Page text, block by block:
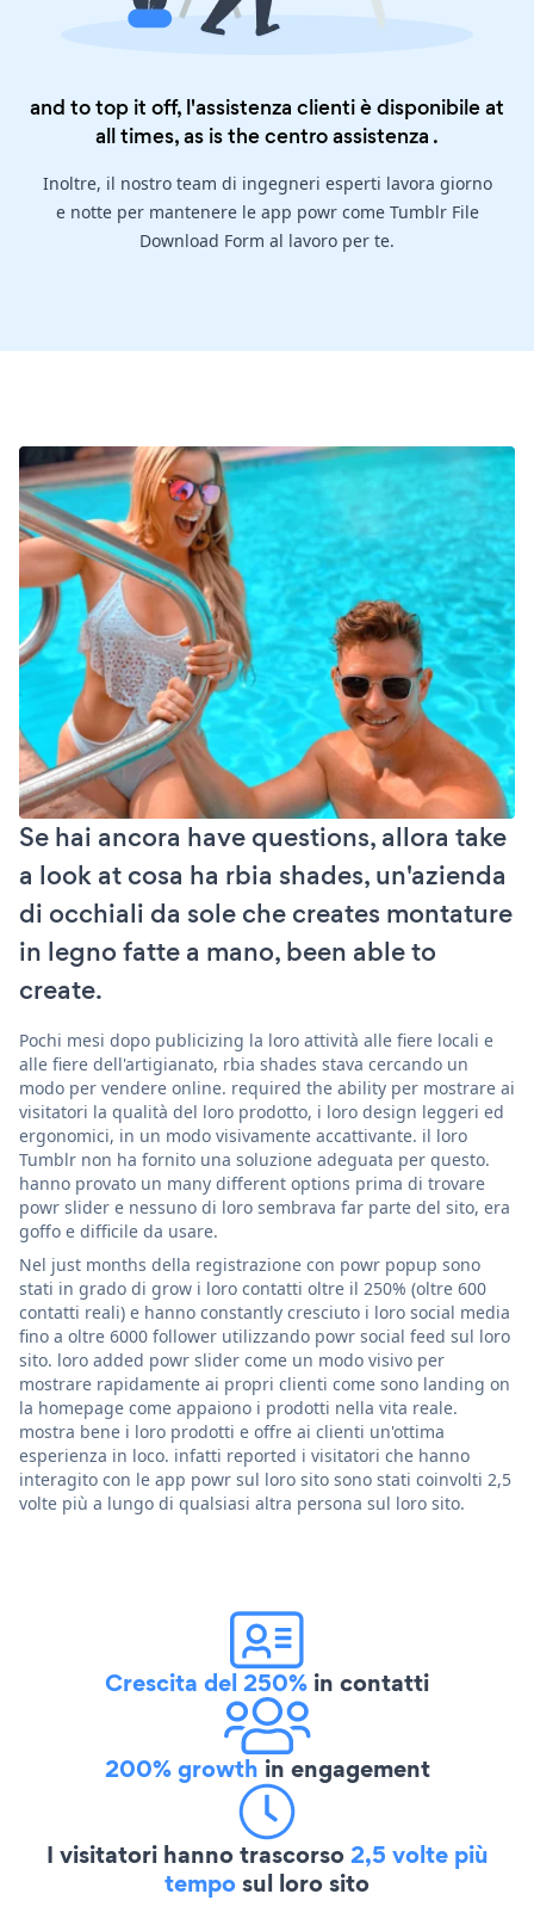
and to top it off, l'assistenza clienti è disponibile at
all times, as is thecentro assistenza .
Inoltre, il nostro team di ingegneri esperti lavora giorno
e notte per mantenere le app powr come Tumblr File
Download Form al lavoro per te.
Se hai ancora have questions, allora take
a look at cosa ha rbia shades, un'azienda
di occhiali da sole che creates montature
in legno fatte a mano, been able to
create.
Pochi mesi dopo publicizing la loro attività alle fiere locali e
alle fiere dell'artigianato, rbia shades stava cercando un
modo per vendere online. required the ability per mostrare ai
visitatori la qualità del loro prodotto, i loro design leggeri ed
ergonomici, in un modo visivamente accattivante. il loro
Tumblr non ha fornito una soluzione adeguata per questo.
hanno provato un many different options prima di trovare
powr slider e nessuno di loro sembrava far parte del sito, era
goffo e difficile da usare.
Nel just months della registrazione con powr popup sono
stati in grado di grow i loro contatti oltre il 250% (oltre 600
contatti reali) e hanno constantly cresciuto i loro social media
fino a oltre 6000 follower utilizzando powr social feed sul loro
sito. loro added powr slider come un modo visivo per
mostrare rapidamente ai propri clienti come sono landing on
la homepage come appaiono i prodotti nella vita reale.
mostra bene i loro prodotti e offre ai clienti un'ottima
esperienza in loco. infatti reported i visitatori che hanno
interagito con le app powr sul loro sito sono stati coinvolti 2,5
volte più a lungo di qualsiasi altra persona sul loro sito.
Crescita del 250% in contatti
200% growth in engagement
I visitatori hanno trascorso2,5 volte più
temposul loro sito